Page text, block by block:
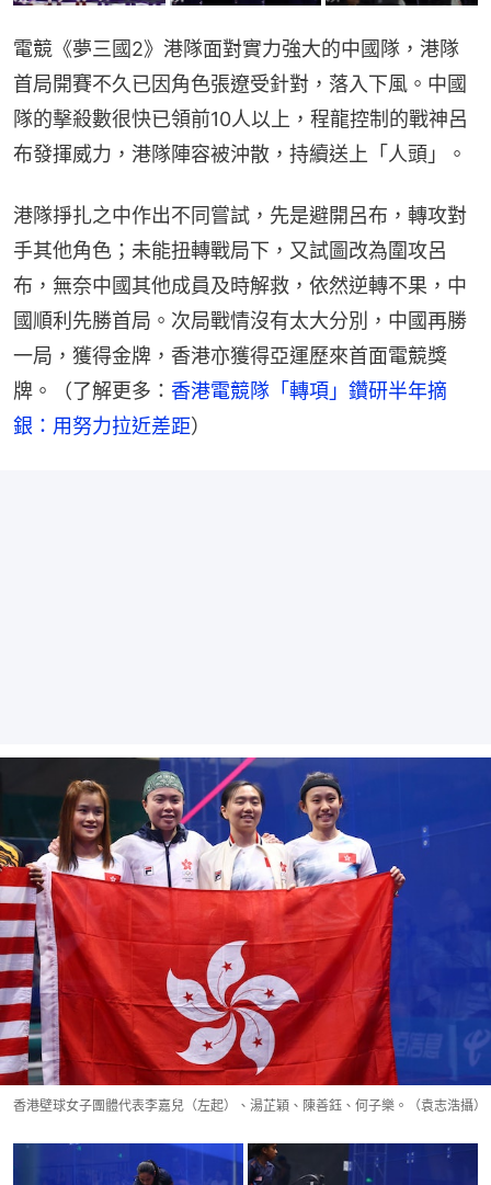
電競《夢三國2》港隊面對實力強大的中國隊，港隊
首局開賽不久已因角色張遼受針對，落入下風。中國
隊的擊殺數很快已領前10人以上，程龍控制的戰神呂
布發揮威力，港隊陣容被沖散，持續送上「人頭」。
港隊掙扎之中作出不同嘗試，先是避開呂布，轉攻對
手其他角色；未能扭轉戰局下，又試圖改為圍攻呂
布，無奈中國其他成員及時解救，依然逆轉不果，中
國順利先勝首局。次局戰情沒有太大分別，中國再勝
一局，獲得金牌，香港亦獲得亞運歷來首面電競獎
牌。（了解更多： 香港電競隊「轉項」鑽研半年摘
銀：用努力拉近差距）
香港壁球女子團體代表李嘉兒（左起）、湯芷穎、陳善鈺、何子樂。（袁志浩攝）